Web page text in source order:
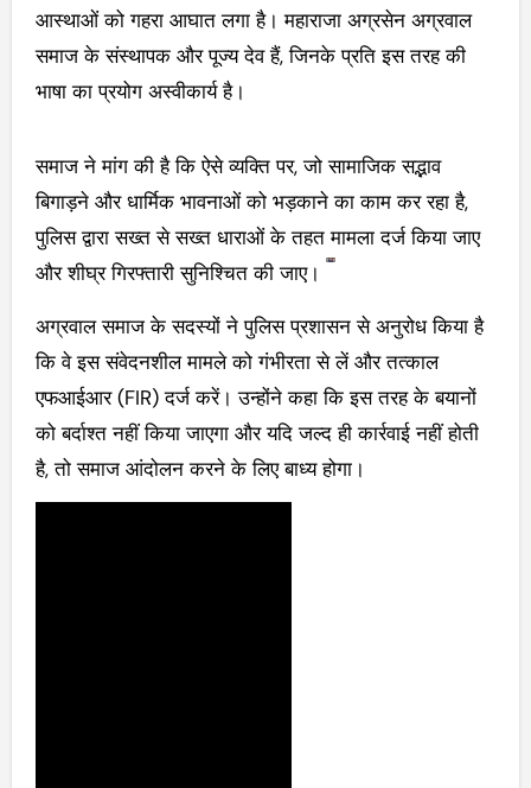
आस्थाओं को गहरा आघात लगा है। महाराजा अग्रसेन अग्रवाल
समाज के संस्थापक और पूज्य देव हैं, जिनके प्रति इस तरह की
भाषा का प्रयोग अस्वीकार्य है।
समाज ने मांग की है कि ऐसे व्यक्ति पर, जो सामाजिक सद्भाव
बिगाड़ने और धार्मिक भावनाओं को भड़काने का काम कर रहा है,
पुलिस द्वारा सख्त से सख्त धाराओं के तहत मामला दर्ज किया जाए
और शीघ्र गिरफ्तारी सुनिश्चित की जाए।
अग्रवाल समाज के सदस्यों ने पुलिस प्रशासन से अनुरोध किया है
कि वे इस संवेदनशील मामले को गंभीरता से लें और तत्काल
एफआईआर (FIR) दर्ज करें। उन्होंने कहा कि इस तरह के बयानों
को बर्दाश्त नहीं किया जाएगा और यदि जल्द ही कार्रवाई नहीं होती
है, तो समाज आंदोलन करने के लिए बाध्य होगा।